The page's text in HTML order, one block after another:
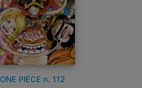
ONE PIECE n. 112